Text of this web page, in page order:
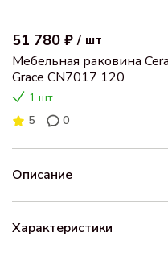
51 780 ₽ / шт
Мебельная раковина
Grace CN7017 120
1 шт
5
0
Описание
Характеристики